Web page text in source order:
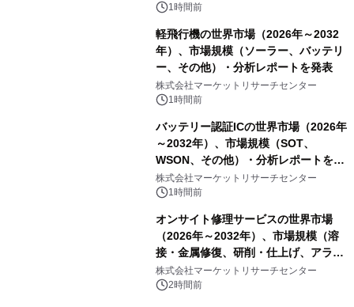
1時間前
軽飛行機の世界市場（2026年～2032
年）、市場規模（ソーラー、バッテリ
ー、その他）・分析レポートを発表
株式会社マーケットリサーチセンター
1時間前
バッテリー認証ICの世界市場（2026年
～2032年）、市場規模（SOT、
WSON、その他）・分析レポートを発
表
株式会社マーケットリサーチセンター
1時間前
オンサイト修理サービスの世界市場
（2026年～2032年）、市場規模（溶
接・金属修復、研削・仕上げ、アライ
メント、その他）・分析レポートを発
表
株式会社マーケットリサーチセンター
2時間前